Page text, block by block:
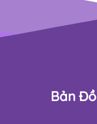
Bản Đồ